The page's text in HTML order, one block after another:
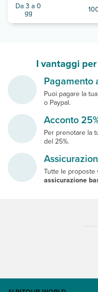
Da 3 a 0
gg
I vantaggi
Pagamento
Puoi pagare la
o Paypal.
Acconto
Per prenotare la
del 25%.
Tutte le proposte
assicurazione